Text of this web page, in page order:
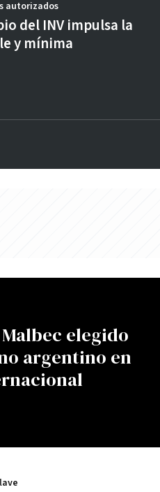
del INV impulsa la
y mínima
autorizados
elegido
argentino en